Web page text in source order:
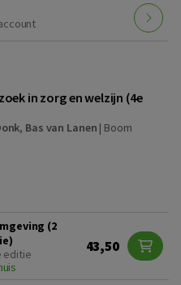
in zorg en welzijn (4e
, Bas van Lanen | Boom
(2
editie
43,50